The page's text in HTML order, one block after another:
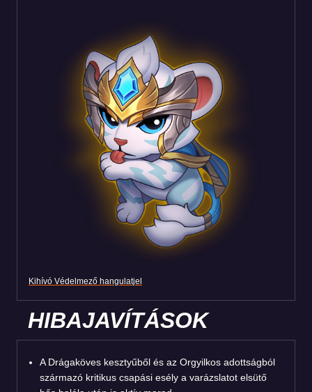
Kihívó Védelmező hangulatjel
HIBAJAVÍTÁSOK
A Drágaköves kesztyűből és az Orgyilkos adottságból
származó kritikus csapási esély a varázslatot elsütő